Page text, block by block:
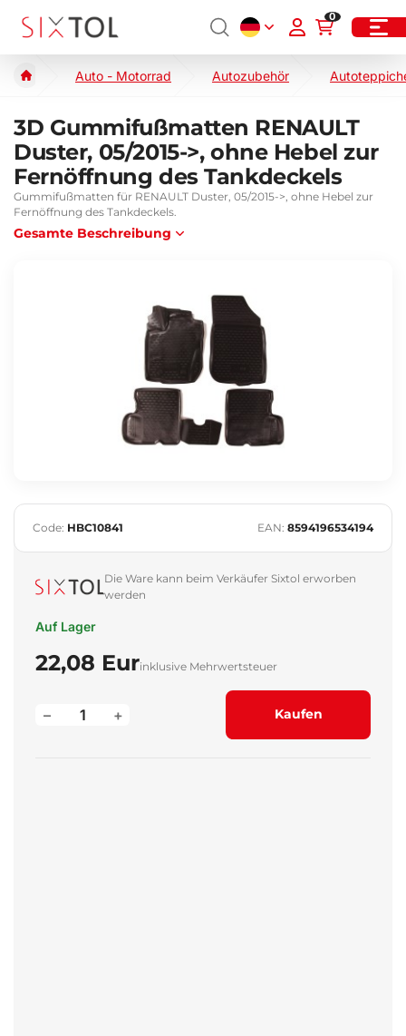
0
Auto - Motorrad Autozubehör
3D Gummifußmatten RENAULT
Duster, 05/2015->, ohne Hebel zur
Fernöffnung des Tankdeckels
Gummifußmatten für RENAULT Duster, 05/2015->, ohne Hebel zur
Fernöffnung des Tankdeckels.
Gesamte Beschreibung
Code: HBC10841 EAN: 8594196534194
Die Ware kann beim Verkäufer Sixtol erworben
werden
Auf Lager
22,08 Eurinklusive Mehrwertsteuer
+
– Kaufen